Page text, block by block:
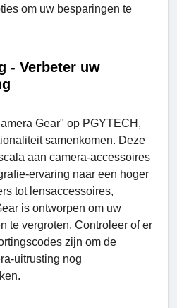
om uw besparingen te
- Verbeter uw
Gеar" op PGYTECH,
samenkomen. Deze
aan camera-accessoires
ervaring naar een hoger
tot lensaccessoires,
is ontworpen om uw
te vergroten. Controleer of er
zijn om de
uitrusting nog